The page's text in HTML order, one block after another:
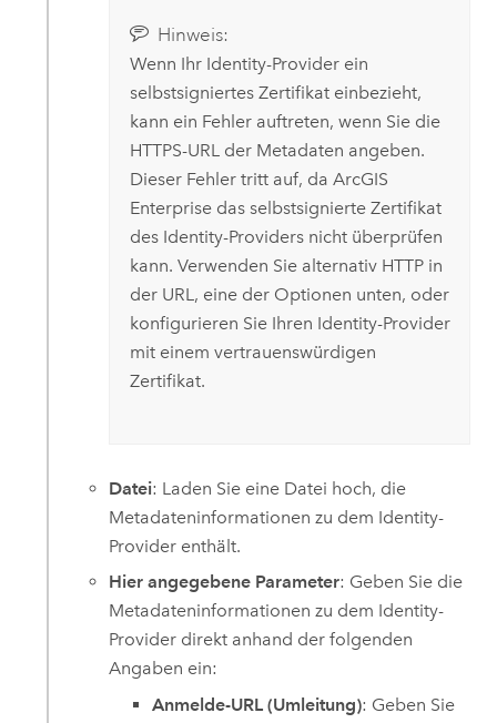
Hinweis:
Wenn Ihr Identity-Provider ein
selbstsigniertes Zertifikat einbezieht,
kann ein Fehler auftreten, wenn Sie die
HTTPS-URL der Metadaten angeben.
Dieser Fehler tritt auf, da ArcGIS
Enterprisedas selbstsignierte Zertifikat
des Identity-Providers nicht überprüfen
kann. Verwenden Sie alternativ HTTP in
der URL, eine der Optionen unten, oder
konfigurieren Sie Ihren Identity-Provider
mit einem vertrauenswürdigen
Zertifikat.
Datei: Laden Sie eine Datei hoch, die
Metadateninformationen zu dem Identity-
Provider enthält.
Hier angegebene Parameter: Geben Sie die
Metadateninformationen zu dem Identity-
Provider direkt anhand der folgenden
Angaben ein:
Anmelde-URL (Umleitung): Geben Sie